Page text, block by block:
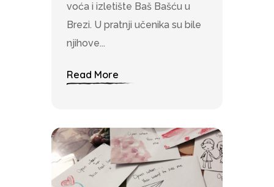
voća i izletište Baš Bašću u
Brezi. U pratnji učenika su bile
njihove...
Read More